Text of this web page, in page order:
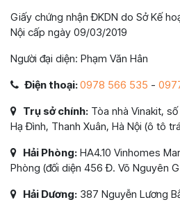
Giấy chứng nhận ĐKDN do Sở Kế
Nội cấp ngày 09/03/2019
Người đại diện: Phạm Văn Hân
Điện thoại:0978 566 535 -
Trụ sở chính: Tòa nhà Vinakit,
Hạ Đình, Thanh Xuân, Hà Nội (ô tô
Hải Phòng: HA4.10 Vinhomes
Phòng (đối diện 456 Đ. Võ Nguyên
Hải Dương: 387 Nguyễn Lương